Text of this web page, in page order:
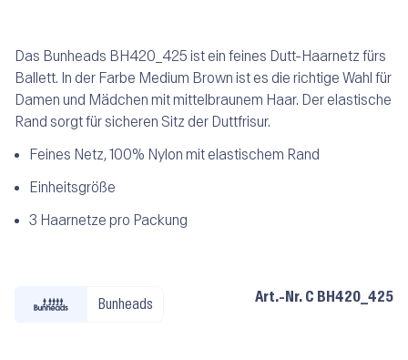
Das Bunheads BH420_425 ist ein feines Dutt-Haarnetz fürs
Ballett. In der Farbe Medium Brown ist es die richtige Wahl für
Damen und Mädchen mit mittelbraunem Haar. Der elastische
Rand sorgt für sicheren Sitz der Duttfrisur.
Feines Netz, 100% Nylon mit elastischem Rand
Einheitsgröße
3 Haarnetze pro Packung
Bunheads Art.-Nr. C BH420_425